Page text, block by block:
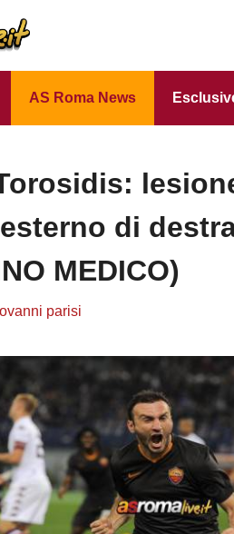
AS Roma News
di
MEDICO)
parisi